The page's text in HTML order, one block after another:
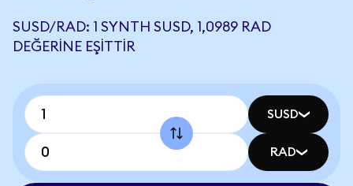
SUSD/RAD: 1 SYNTH SUSD, 1,0989 RAD
DEĞERINE EŞITTIR
SUSD
RAD